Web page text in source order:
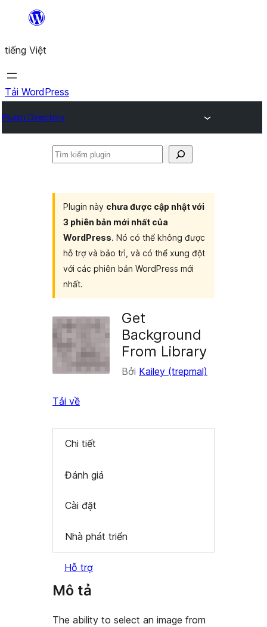
Chuyển
phần
nội
dung
tiếng Việt
Tải WordPress
Plugin Directory
Tìm
Plugin này chưa được cập nhật với
3 phiên bản mới nhất của
WordPress. Nó có thể không được
hỗ trợ và bảo trì, và có thể xung đột
với các phiên bản WordPress mới
nhất.
Get
Background
From Library
Bởi Kailey (trepmal)
Tải về
Chi tiết
Đánh giá
Cài đặt
Nhà phát triển
Hỗ trợ
Mô tả
The ability to select an image from